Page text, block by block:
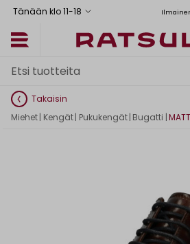
Tänään klo 11-18
Toimituskulut alk. 6,90€
Takaisin
Miehet| Kengät| Pukukengät | Bugatti |